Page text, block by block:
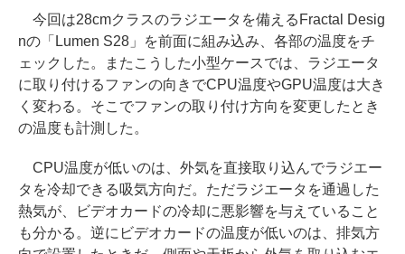
今回は28cmクラスのラジエータを備えるFractal Desig
nの「Lumen S28」を前面に組み込み、各部の温度をチ
ェックした。またこうした小型ケースでは、ラジエータ
に取り付けるファンの向きでCPU温度やGPU温度は大き
く変わる。そこでファンの取り付け方向を変更したとき
の温度も計測した。
CPU温度が低いのは、外気を直接取り込んでラジエー
タを冷却できる吸気方向だ。ただラジエータを通過した
熱気が、ビデオカードの冷却に悪影響を与えていること
も分かる。逆にビデオカードの温度が低いのは、排気方